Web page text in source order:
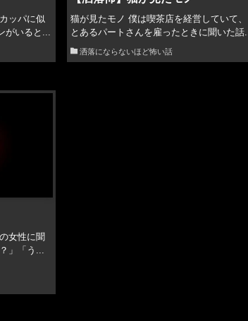
ッパに似
いると...
猫が見たモノ 僕は喫茶店を経営していて、
とあるパートさんを雇ったときに聞いた話...
洒落にならないほど怖い話
女性に聞
」「う...